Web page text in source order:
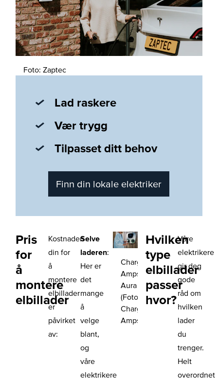
Foto: Zaptec
Lad raskere
Vær trygg
Tilpasset ditt behov
Finn din lokale elektriker
Pris
for
å
montere
elbillader
Kostnaden
din for
å
montere
elbillader
er
påvirket
av:
Selve
laderen:
Her er
det
mange
å
velge
blant,
og
våre
elektrikere
Charge
Amps
Aura
(Foto:
Charge
Amps)
Hvilken
type
elbillader
passer
hvor?
Våre
elektrikere
gir deg
gode
råd om
hvilken
lader
du
trenger.
Helt
overordnet